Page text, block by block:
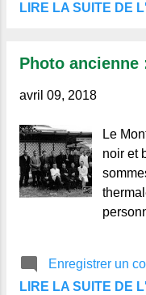
LIRE LA SUITE DE
Photo ancienne
avril 09, 2018
Le
noir et
Enregistrer un
LIRE LA SUITE DE